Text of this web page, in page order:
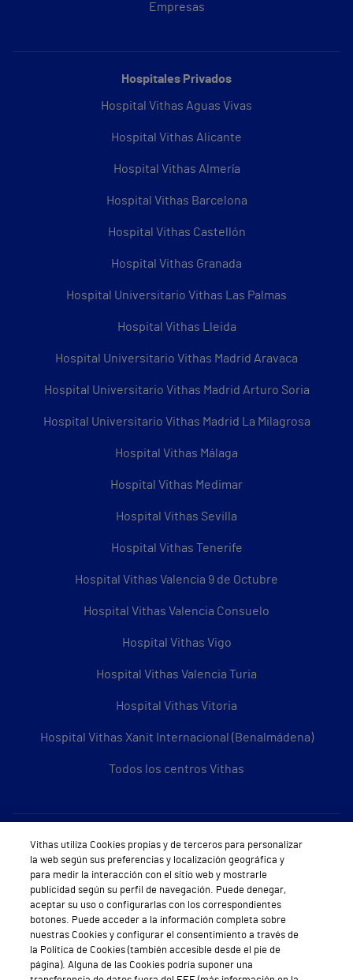
Empresas
Hospitales Privados
Hospital Vithas Aguas Vivas
Hospital Vithas Alicante
Hospital Vithas Almería
Hospital Vithas Barcelona
Hospital Vithas Castellón
Hospital Vithas Granada
Hospital Universitario Vithas Las Palmas
Hospital Vithas Lleida
Hospital Universitario Vithas Madrid Aravaca
Hospital Universitario Vithas Madrid Arturo Soria
Hospital Universitario Vithas Madrid La Milagrosa
Hospital Vithas Málaga
Hospital Vithas Medimar
Hospital Vithas Sevilla
Hospital Vithas Tenerife
Hospital Vithas Valencia 9 de Octubre
Hospital Vithas Valencia Consuelo
Hospital Vithas Vigo
Hospital Vithas Valencia Turia
Hospital Vithas Vitoria
Hospital Vithas Xanit Internacional (Benalmádena)
Todos los centros Vithas
Sobre Vithas
Quiénes somos
Trabajar en Vithas
Teléfono Cita Médica
Teléfono Atención al Cliente
Vithas utiliza Cookies propias y de terceros para personalizar
la web según sus preferencias y localización geográfica y
para medir la interacción con el sitio web y mostrarle
publicidad según su perfil de navegación. Puede denegar,
aceptar su uso o configurarlas con los correspondientes
botones. Puede acceder a la información completa sobre
nuestras Cookies y configurar el consentimiento a través de
la Política de Cookies (también accesible desde el pie de
página). Alguna de las Cookies podría suponer una